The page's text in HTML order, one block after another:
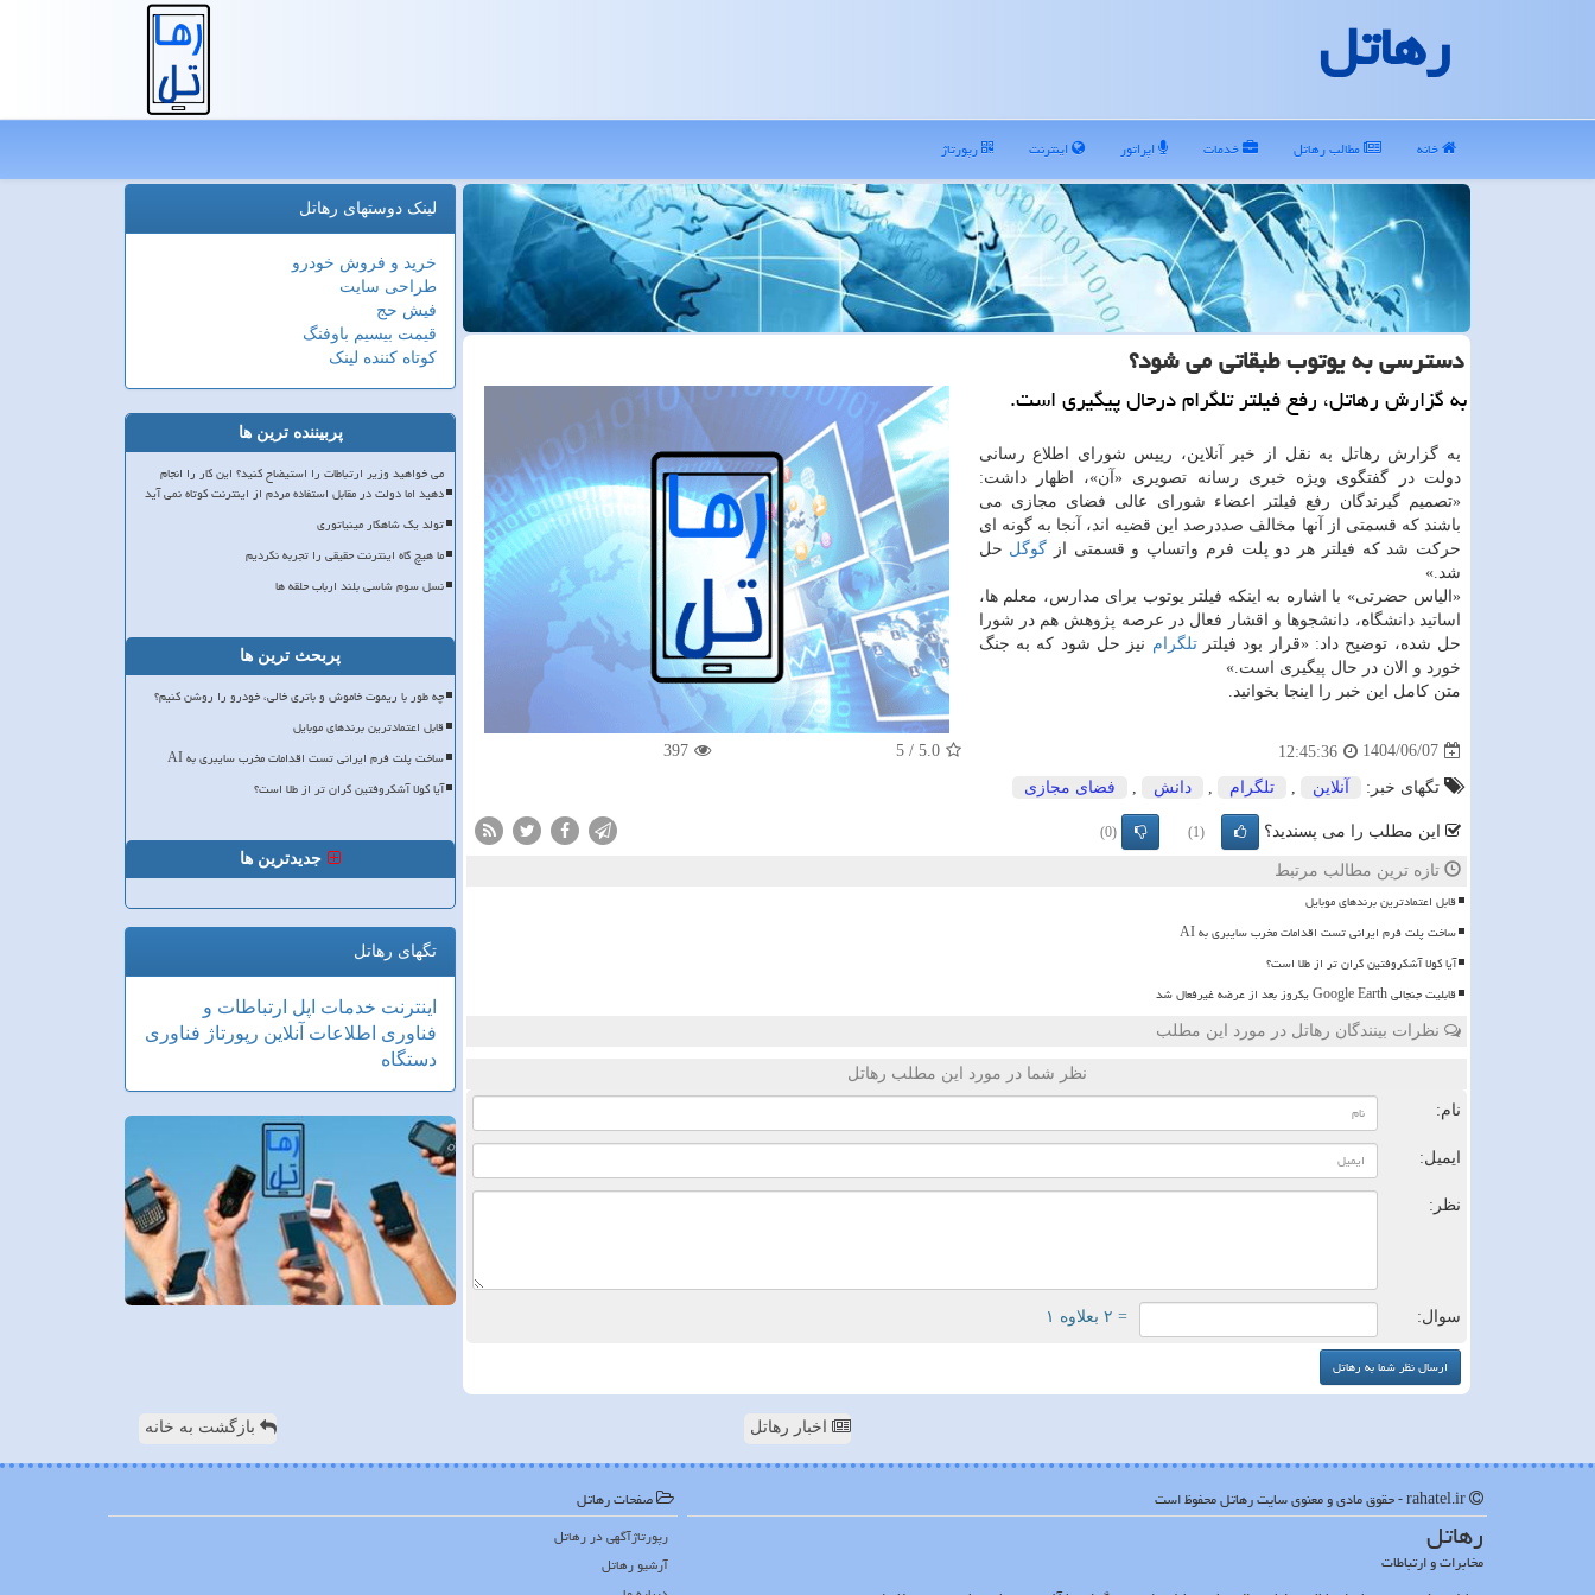
رهاتل
خانه مطالب رهاتل خدمات اپراتور اینترنت رپورتاژ
دسترسی به یوتوب طبقاتی می شود؟
به گزارش رهاتل، رفع فیلتر تلگرام درحال پیگیری است.
به گزارش رهاتل به نقل از خبر آنلاین، رییس شورای اطلاع رسانی
دولت در گفتگوی ویژه خبری رسانه تصویری «آن»، اظهار داشت:
«تصمیم گیرندگان رفع فیلتر اعضاء شورای عالی فضای مجازی می
باشند که قسمتی از آنها مخالف صددرصد این قضیه اند، آنجا به گونه ای
حرکت شد که فیلتر هر دو پلت فرم واتساپ و قسمتی از گوگل حل
شد.»
«الیاس حضرتی» با اشاره به اینکه فیلتر یوتوب برای مدارس، معلم ها،
اساتید دانشگاه، دانشجوها و اقشار فعال در عرصه پژوهش هم در شورا
حل شده، توضیح داد: «قرار بود فیلترتلگرام نیز حل شود که به جنگ
خورد و الان در حال پیگیری است.»
متن کامل این خبر را اینجا بخوانید.
1404/06/07
12:45:36
5.0
/
5
397
تگهای خبر: آنلاین , تلگرام , دانش , فضای مجازی
این مطلب را می پسندید؟ (1)
(0)
تازه ترین مطالب مرتبط
قابل اعتمادترین برندهای موبایل
ساخت پلت فرم ایرانی تست اقدامات مخرب سایبری به AI
آیا کولا آشکروفتین گران تر از طلا است؟
قابلیت جنجالی Google Earth یکروز بعد از عرضه غیرفعال شد
نظرات بینندگان رهاتل در مورد این مطلب
نظر شما در مورد این مطلب رهاتل
نام:
ایمیل:
نظر:
سوال: = ۲ بعلاوه ۱
لینک دوستهای رهاتل
خرید و فروش خودرو
طراحی سایت
فیش حج
قیمت بیسیم باوفنگ
کوتاه کننده لینک
پربیننده ترین ها
می خواهید وزیر ارتباطات را استیضاح کنید؟ این کار را انجام
دهید اما دولت در مقابل استفاده مردم از اینترنت کوتاه نمی آید
تولد یک شاهکار مینیاتوری
ما هیچ گاه اینترنت حقیقی را تجربه نکردیم
نسل سوم شاسی بلند ارباب حلقه ها
پربحث ترین ها
چه طور با ریموت خاموش و باتری خالی، خودرو را روشن کنیم؟
قابل اعتمادترین برندهای موبایل
ساخت پلت فرم ایرانی تست اقدامات مخرب سایبری به AI
آیا کولا آشکروفتین گران تر از طلا است؟
جدیدترین ها
تگهای رهاتل
اینترنت خدمات اپل ارتباطات و
فناوری اطلاعات آنلاین رپورتاژ فناوری
دستگاه
اخبار رهاتل بازگشت به خانه
رهاتل
مخابرات و ارتباطات
صفحات رهاتل
رپورتاژآگهی در رهاتل
آرشیو رهاتل